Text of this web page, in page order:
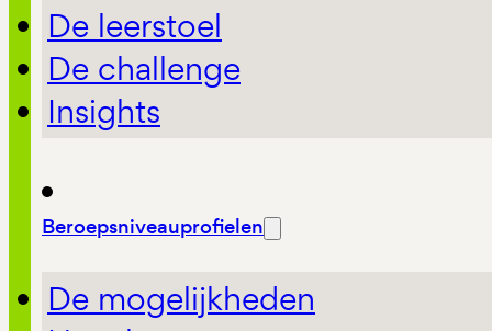
De leerstoel
De challenge
Insights
Beroepsniveauprofielen
De mogelijkheden